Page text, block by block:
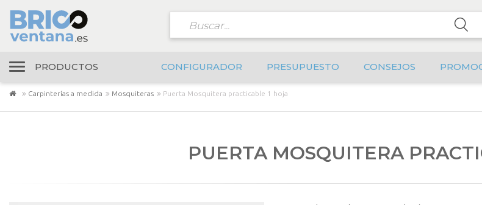
PRODUCTOS CONFIGURADOR PRESUPUESTO CONSEJOS
Carpinterías a medida Mosquiteras Puerta Mosquitera practicable 1 hoja
PUERTA MOSQUITERA